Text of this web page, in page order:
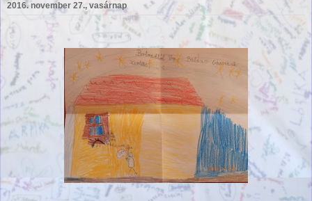
2016. november 27., vasárnap